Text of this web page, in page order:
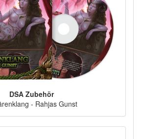
DSA Zubehör
- Rahjas Gunst